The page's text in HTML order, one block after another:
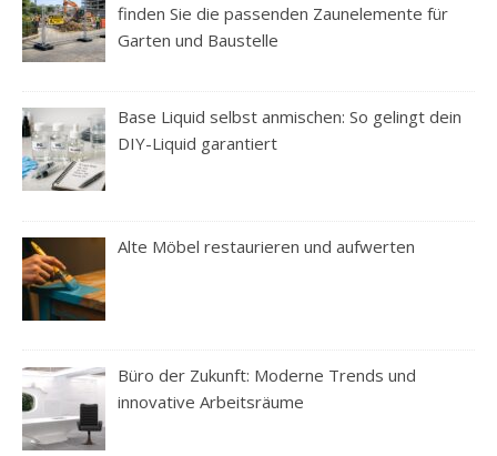
finden Sie die passenden Zaunelemente für
Garten und Baustelle
Base Liquid selbst anmischen: So gelingt dein
DIY-Liquid garantiert
Alte Möbel restaurieren und aufwerten
Büro der Zukunft: Moderne Trends und
innovative Arbeitsräume